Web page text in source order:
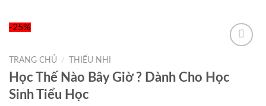
-25%
TRANG CHỦ / THIẾU NHI
Học Thế Nào Bây Giờ ? Dành Cho Học
Sinh Tiểu Học